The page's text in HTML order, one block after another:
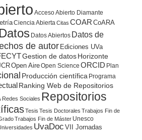
Acceso Abierto Diamante
Ciencia Abierta Citas COAR CoARA
Datos Datos Abiertos Datos de
de autor Ediciones UVa
Gestion de datosHorizonte
Open AireOpen Science ORCID Plan
Producción científica Programa
Ranking Web de Repositorios
Redes Sociales Repositorios
Tesis Tesis Doctorales Trabajos Fin de
Trabajos Fin de Máster Unesco
UvaDoc VII Jornadas